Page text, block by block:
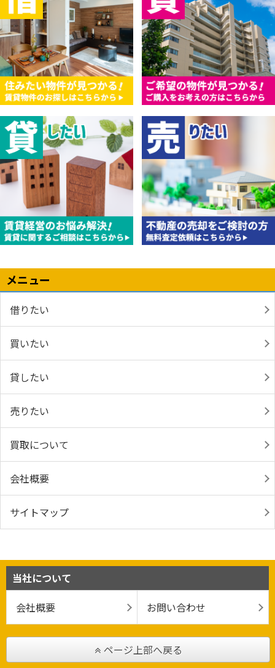
メニュー
借りたい
買いたい
貸したい
売りたい
買取について
会社概要
サイトマップ
当社について
会社概要
お問い合わせ
ページ上部へ戻る